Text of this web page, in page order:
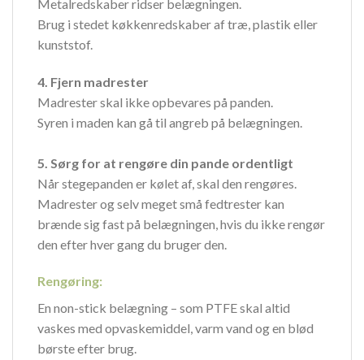
Metalredskaber ridser belægningen.
Brug i stedet køkkenredskaber af træ, plastik eller
kunststof.
4. Fjern madrester
Madrester skal ikke opbevares på panden.
Syren i maden kan gå til angreb på belægningen.
5. Sørg for at rengøre din pande ordentligt
Når stegepanden er kølet af, skal den rengøres.
Madrester og selv meget små fedtrester kan
brænde sig fast på belægningen, hvis du ikke rengør
den efter hver gang du bruger den.
Rengøring:
En non-stick belægning – som PTFE skal altid
vaskes med opvaskemiddel, varm vand og en blød
børste efter brug.